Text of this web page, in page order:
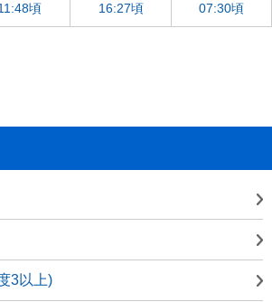
頃
16:27頃
07:30頃
3以上)